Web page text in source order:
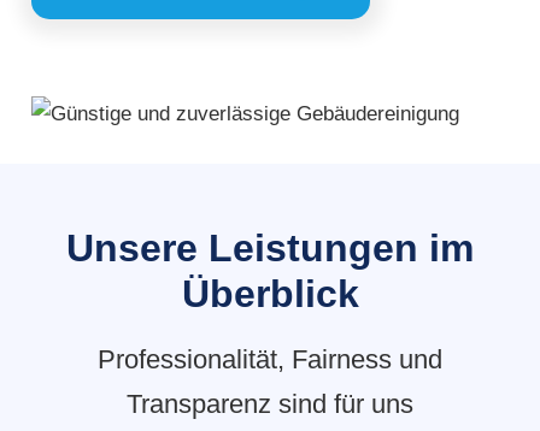
Unsere Leistungen im
Überblick
Professionalität, Fairness und
Transparenz sind für uns